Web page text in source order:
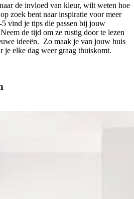
de invloed van kleur, wilt weten hoe
zoek bent naar inspiratie voor meer
vind je tips die passen bij jouw
de tijd om ze rustig door te lezen
ideeën. Zo maak je van jouw huis
je elke dag weer graag thuiskomt.